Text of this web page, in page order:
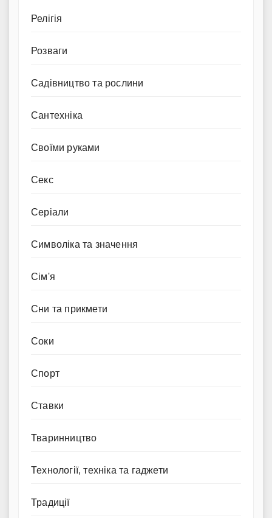
Релігія
Розваги
Садівництво та рослини
Сантехніка
Своїми руками
Секс
Серіали
Символіка та значення
Сім'я
Сни та прикмети
Соки
Спорт
Ставки
Тваринництво
Технології, техніка та гаджети
Традиції